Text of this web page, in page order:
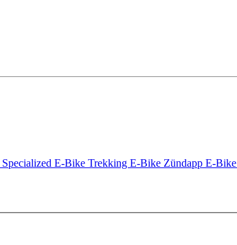
Specialized E-Bike Trekking E-Bike Zündapp E-Bike